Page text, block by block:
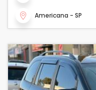
Americana - SP